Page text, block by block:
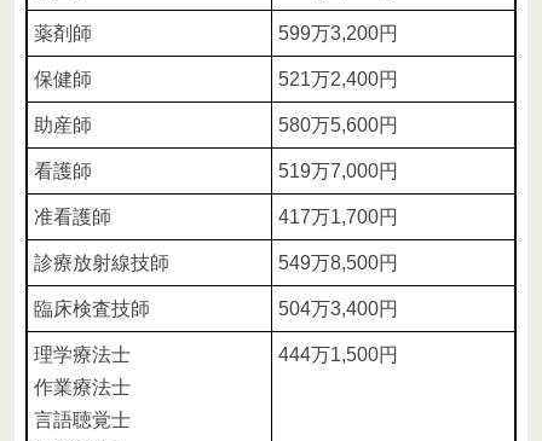
薬剤師 599万3,200円
保健師 521万2,400円
助産師 580万5,600円
看護師 519万7,000円
准看護師 417万1,700円
診療放射線技師 549万8,500円
臨床検査技師 504万3,400円
理学療法士
作業療法士
言語聴覚士
444万1,500円